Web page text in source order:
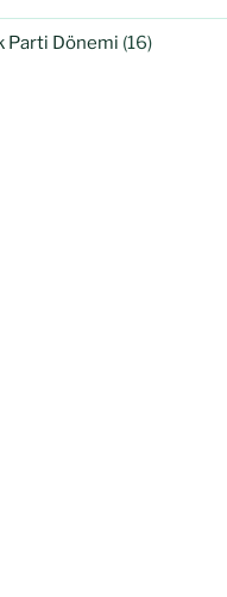
Parti Dönemi (16)